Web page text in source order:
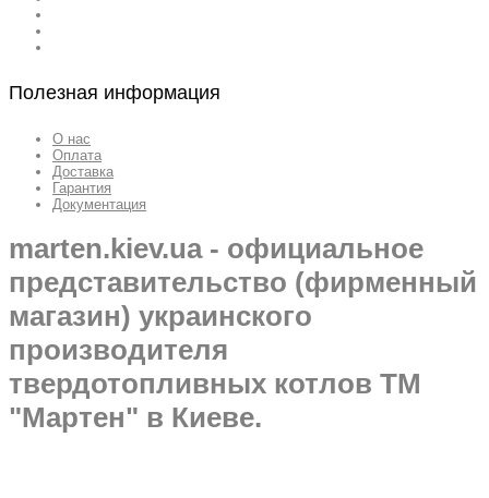
Полезная информация
О нас
Оплата
Доставка
Гарантия
Документация
marten.kiev.ua - официальное
представительство (фирменный
магазин) украинского
производителя
твердотопливных котлов ТМ
"Мартен" в Киеве.